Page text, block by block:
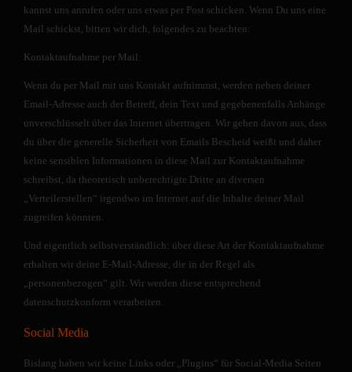
kannst uns anrufen oder uns etwas per Post schicken. Wenn Du uns eine
Mail schickst, bitten wir dich, folgendes zu beachten:
Kontaktaufnahme per Mail:
Wenn du per Mail mit uns Kontakt aufnimmst, werden neben deiner
Email-Adresse auch der Betreff, dein Text und gegebenenfalls Anhänge
unverschlüsselt über das Internet übertragen. Wir gehen davon aus, dass
du über die generelle Sicherheit von Emails Bescheid weißt und daher
keine sensiblen Informationen in diese Mail zur Kontaktaufnahme
schreibst, da theoretisch unberechtigte Dritte an diversen
„Verteilerstellen“ irgendwo im Internet auf die Inhalte deiner Mail
zugreifen könnten.
Und eigentlich selbstverständlich: über diese Art der Kontaktaufnahme
erhalten wir deine E-Mail-Adresse, die in der Regel als
„personenbezogen“ gilt. Wir werden diese entsprechend
datenschutzkonform verarbeiten.
Social Media
Bislang haben wir keine Links oder „Plugins“ für Social-Media Seiten
N
ot
w
n
g